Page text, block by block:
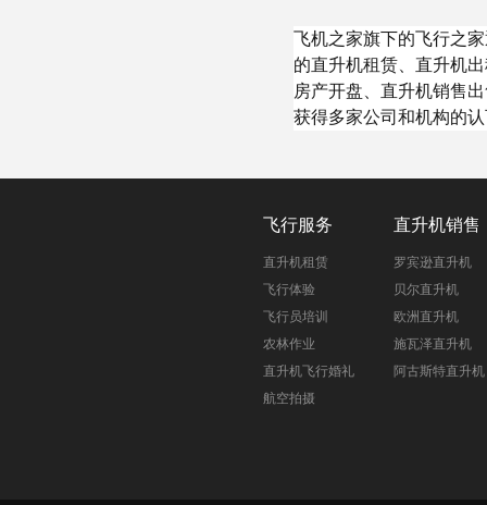
飞机之家旗下的飞行之
的直升机租赁、直升机
房产开盘、直升机销售
获得多家公司和机构的
飞行服务
直升机租赁
飞行体验
飞行员培训
农林作业
直升机飞行婚礼
航空拍摄
直升机销售
罗宾逊直升机
贝尔直升机
欧洲直升机
施瓦泽直升机
阿古斯特直升机